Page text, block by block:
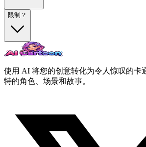
限制？
使用 AI 将您的创意转化为令人惊叹的卡
特的角色、场景和故事。